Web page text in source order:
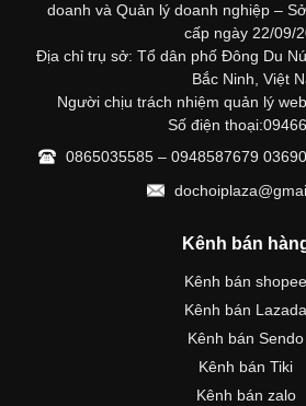
doanh và Quản lý doanh nghiệp –
cấp ngày 22/09/
Địa chỉ trụ sở: Tổ dân phố Đông Du
Bắc Ninh, Việt
Người chịu trách nhiệm quản lý
Số điện
0865035585 – 0948587679
Kênh bán
Kênh bán shopee
Kênh bán Lazada
Kênh bán Sendo
Kênh bán Tiki
Kênh bán zalo